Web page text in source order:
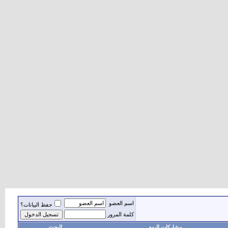
اسم العضو
حفظ البيانات؟
كلمة المرور